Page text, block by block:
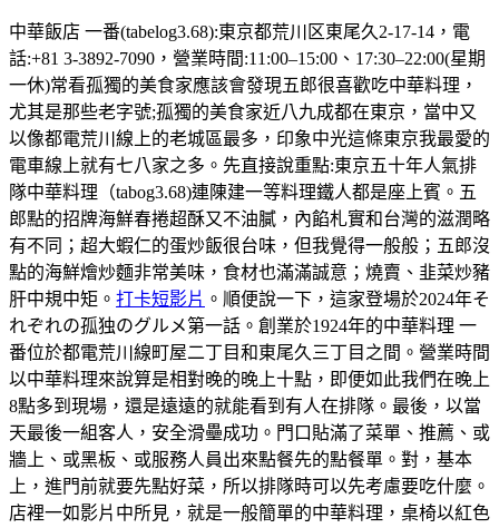
中華飯店 一番(tabelog3.68):東京都荒川区東尾久2-17-14，電
話:+81 3-3892-7090，營業時間:11:00–15:00、17:30–22:00(星期
一休)常看孤獨的美食家應該會發現五郎很喜歡吃中華料理，
尤其是那些老字號;孤獨的美食家近八九成都在東京，當中又
以像都電荒川線上的老城區最多，印象中光這條東京我最愛的
電車線上就有七八家之多。先直接說重點:東京五十年人氣排
隊中華料理（tabog3.68)連陳建一等料理鐵人都是座上賓。五
郎點的招牌海鮮春捲超酥又不油膩，內餡札實和台灣的滋潤略
有不同；超大蝦仁的蛋炒飯很台味，但我覺得一般般；五郎沒
點的海鮮燴炒麵非常美味，食材也滿滿誠意；燒賣、韭菜炒豬
肝中規中矩。 打卡短影片 。順便說一下，這家登場於2024年そ
れぞれの孤独のグルメ第一話。創業於1924年的中華料理 一
番位於都電荒川線町屋二丁目和東尾久三丁目之間。營業時間
以中華料理來說算是相對晚的晚上十點，即便如此我們在晚上
8點多到現場，還是遠遠的就能看到有人在排隊。最後，以當
天最後一組客人，安全滑壘成功。門口貼滿了菜單、推薦、或
牆上、或黑板、或服務人員出來點餐先的點餐單。對，基本
上，進門前就要先點好菜，所以排隊時可以先考慮要吃什麼。
店裡一如影片中所見，就是一般簡單的中華料理，桌椅以紅色